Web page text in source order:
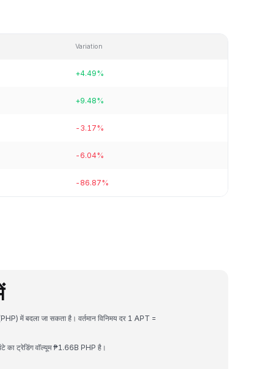
Variation
+4.49%
+9.48%
-3.17%
-6.04%
-86.87%
में बदला जा सकता है। वर्तमान विनिमय दर 1 APT =
ट्रेडिंग वॉल्यूम ₱1.66B PHP है।